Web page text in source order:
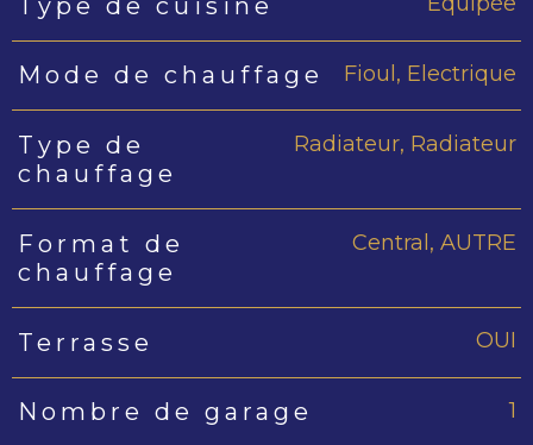
Mode de chauffage Fioul, Electrique
Type de
chauffage
Radiateur, Radiateur
Format de
chauffage
Central, AUTRE
Terrasse OUI
Nombre de garage 1